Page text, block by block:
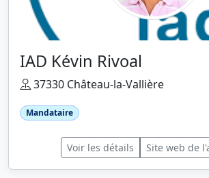
IAD Kévin Rivoal
37330 Château-la-Vallière
Mandataire
Voir les détails Site web de